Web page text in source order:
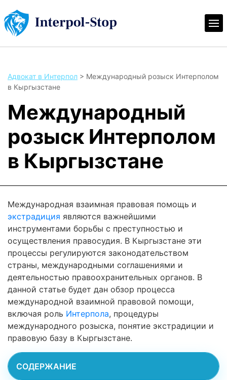
Адвокат в Интерпол > Международный розыск Интерполом
в Кыргызстане
Международный
розыск Интерполом
в Кыргызстане
Международная взаимная правовая помощь и
экстрадиция являются важнейшими
инструментами борьбы с преступностью и
осуществления правосудия. В Кыргызстане эти
процессы регулируются законодательством
страны, международными соглашениями и
деятельностью правоохранительных органов. В
данной статье будет дан обзор процесса
международной взаимной правовой помощи,
включая роль Интерпола, процедуры
международного розыска, понятие экстрадиции и
правовую базу в Кыргызстане.
СОДЕРЖАНИЕ